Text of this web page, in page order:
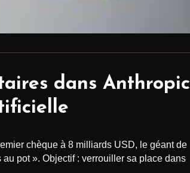
dans Anthropic
chèque à 8 milliards USD, le géant de
pot ». Objectif : verrouiller sa place dans